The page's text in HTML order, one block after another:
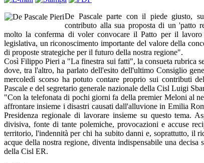
De Pascale parte con il piede giusto,
contributo alla sua proposta di un 'patto
molto la conferma di voler convocare il Patto per il
legislativa, un riconoscimento importante del valore della
di proposte strategiche per il futuro della nostra regione".
Così Filippo Pieri a "La finestra sui fatti", la consueta rubrica
dove, tra l'altro, ha parlato dell'esito dell'ultimo Consiglio
mercoledì scorso ha potuto contare proprio sui contributi
Pascale e del segretario generale nazionale della Cisl Luigi
"Con la telefonata di pochi giorni fa della premier Meloni al
affrontare insieme i disastri causati dall'alluvione in Emilia
Presidenza regionale di lavorare insieme su questo tema.
divisiva, fonte di tante polemiche, provocazioni e accuse
territorio, l'indennità per chi ha subito danni e, soprattutto, il
acque della nostra regione, diventa indispensabile una
della Cisl ER.